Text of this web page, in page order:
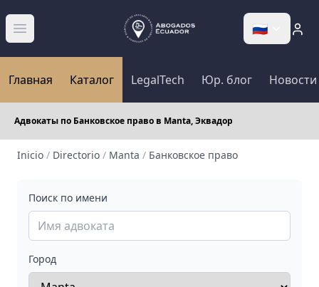
Abrir menú 🇷🇺
Главная Каталог LegalTech Юр. блог Новости
Адвокаты по Банковское право в Manta, Эквадор
Inicio / Directorio / Manta / Банковское право
Поиск по имени
Город